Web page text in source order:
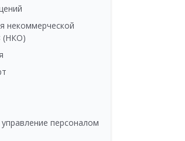
некоммерческой
(НКО)
персоналом